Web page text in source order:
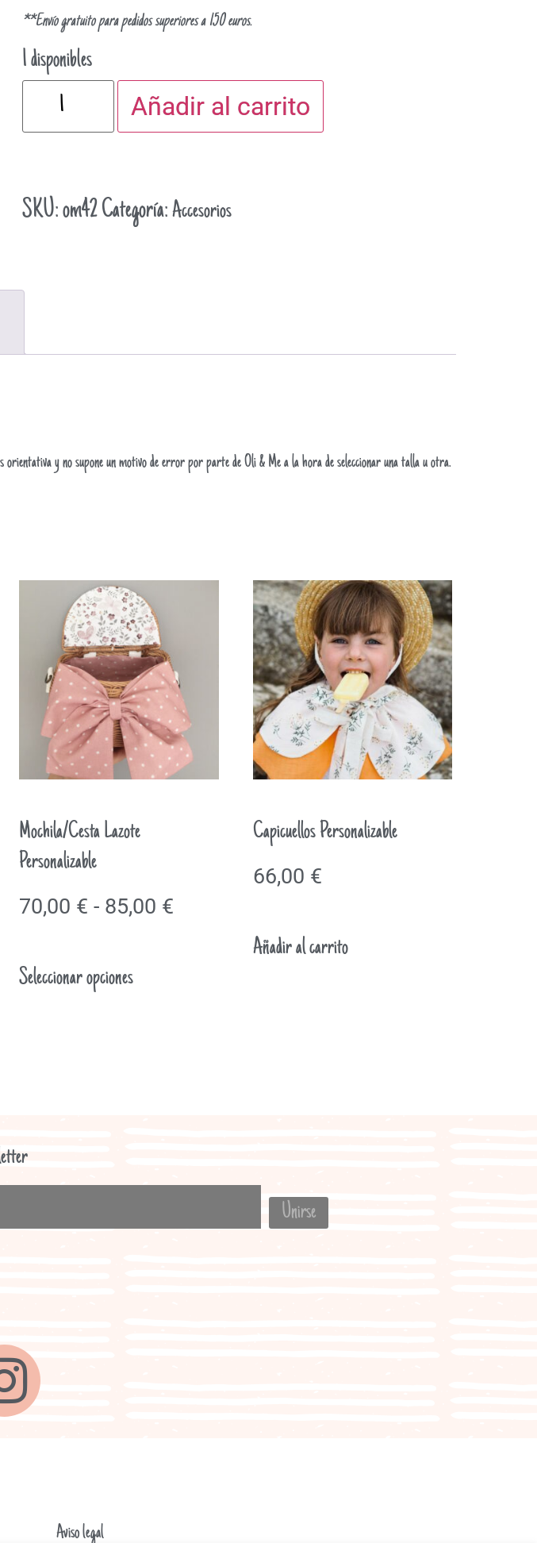
**Envío gratuito para pedidos superiores a 150 euros.
1 disponibles
Añadir al carrito
SKU:om42Categoría:Accesorios
orientativa y no supone un motivo de error por parte de Oli & Me a la hora de seleccionar una talla u otra.
Mochila/Cesta Lazote
Personalizable
70,00 € - 85,00 €
Seleccionar opciones
Capicuellos Personalizable
66,00 €
Añadir al carrito
Unirse
Aviso legal